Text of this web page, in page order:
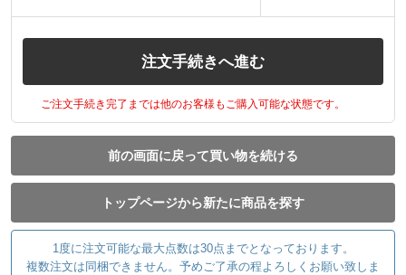
注文手続きへ進む
ご注文手続き完了までは他のお客様もご購入可能な状態です。
前の画面に戻って買い物を続ける
トップページから新たに商品を探す
1度に注文可能な最大点数は30点までとなっております。
複数注文は同梱できません。予めご了承の程よろしくお願い致しま